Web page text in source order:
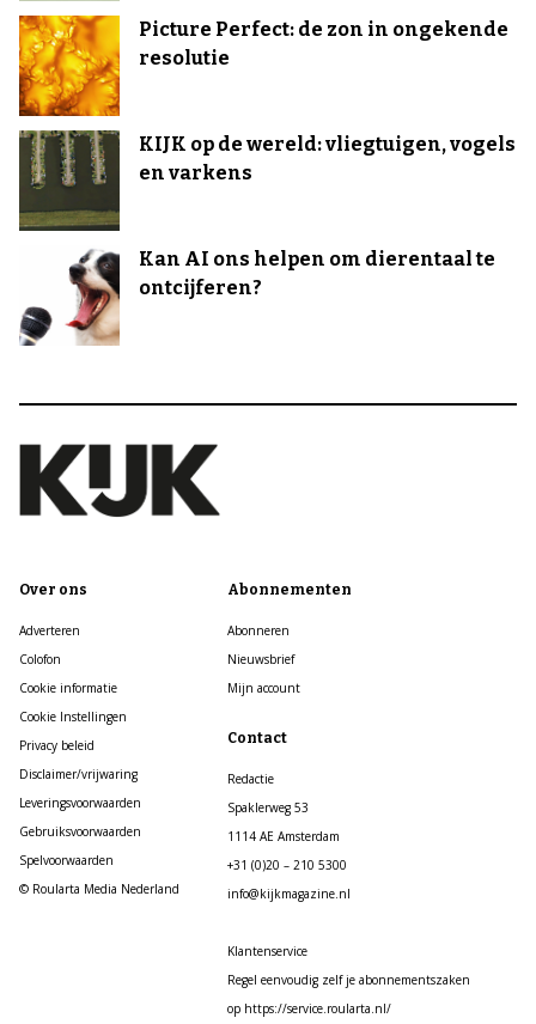
Picture Perfect: de zon in ongekende
resolutie
KIJK op de wereld: vliegtuigen, vogels
en varkens
Kan AI ons helpen om dierentaal te
ontcijferen?
Over ons
Adverteren
Colofon
Cookie informatie
Cookie Instellingen
Privacy beleid
Disclaimer/vrijwaring
Leveringsvoorwaarden
Gebruiksvoorwaarden
Spelvoorwaarden
© Roularta Media Nederland
Abonnementen
Abonneren
Nieuwsbrief
Mijn account
Contact
Redactie
Spaklerweg 53
1114 AE Amsterdam
+31 (0)20 – 210 5300
info@kijkmagazine.nl
Klantenservice
Regel eenvoudig zelf je abonnementszaken
op https://service.roularta.nl/